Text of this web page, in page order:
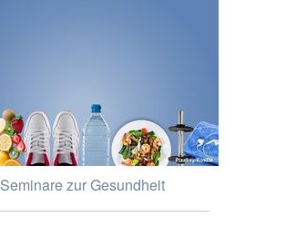
Seminare zur Gesundheit